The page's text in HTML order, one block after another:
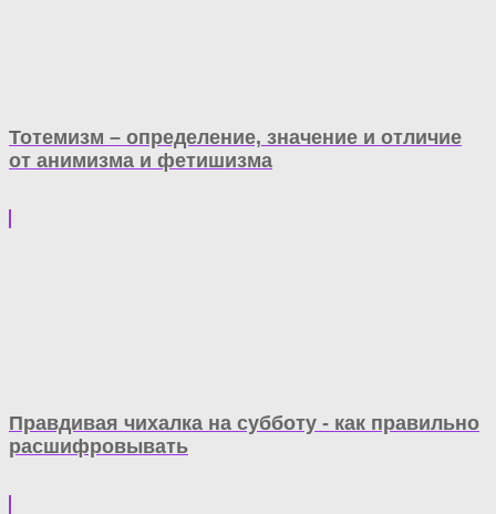
Тотемизм – определение, значение и отличие
от анимизма и фетишизма
Правдивая чихалка на субботу - как правильно
расшифровывать